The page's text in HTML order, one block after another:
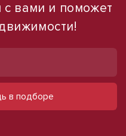
д. 9А
с вами и поможет
в подборе